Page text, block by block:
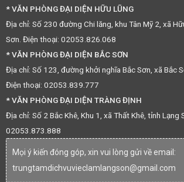
* VĂN PHÒNG ĐẠI DIỆN HỮU LŨNG
Địa chỉ: Số 230 đường Chi lăng, khu Tân Mỹ 2, xã
Sơn. Điện thoại: 02053.826.068
* VĂN PHÒNG ĐẠI DIỆN BẮC SƠN
Địa chỉ: Số 123, đường khởi nghĩa Bắc Sơn, xã Bắc
Điện thoại: 02053.839.777
* VĂN PHÒNG ĐẠI DIỆN TRÀNG ĐỊNH
Địa chỉ: Số 2 Bắc Khê, Khu 1, xã Thất Khê, tỉnh Lạng
02053.873.888
Mọi ý kiến đóng góp, xin vui lòng gửi về email:
trungtamdichvuvieclamlangson@gmail.com